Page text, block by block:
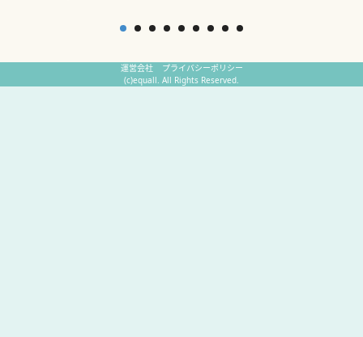
運営会社
プライバシーポリシー
(c)equall. All Rights Reserved.